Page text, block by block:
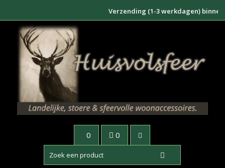
inhoud
Verzending (1-3 werkdagen) binnen
0 0